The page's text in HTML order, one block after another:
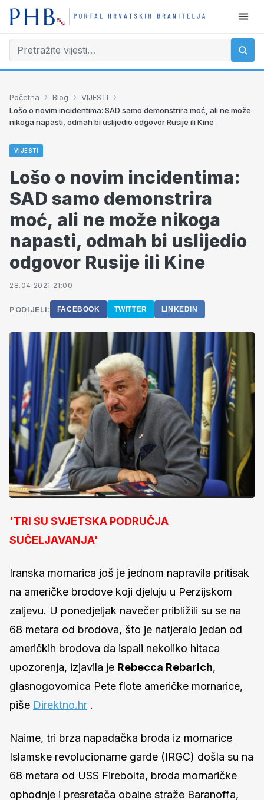
Početna › Blog › VIJESTI ›
Lošo o novim incidentima: SAD samo demonstrira moć, ali ne može
nikoga napasti, odmah bi uslijedio odgovor Rusije ili Kine
VIJESTI
Lošo o novim incidentima:
SAD samo demonstrira
moć, ali ne može nikoga
napasti, odmah bi uslijedio
odgovor Rusije ili Kine
28.04.2021 21:00
PODIJELI: FACEBOOK TWITTER LINKEDIN
'TRI SU SVJETSKA PODRUČJA
SUČELJAVANJA'
Iranska mornarica još je jednom napravila pritisak
na američke brodove koji djeluju u Perzijskom
zaljevu. U ponedjeljak navečer približili su se na
68 metara od brodova, što je natjeralo jedan od
američkih brodova da ispali nekoliko hitaca
upozorenja, izjavila je Rebecca Rebarich,
glasnogovornica Pete flote američke mornarice,
piše Direktno.hr .
Naime, tri brza napadačka broda iz mornarice
Islamske revolucionarne garde (IRGC) došla su na
68 metara od USS Firebolta, broda mornaričke
ophodnje i presretača obalne straže Baranoffa,